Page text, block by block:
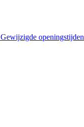
Gewijzigde openingstijden